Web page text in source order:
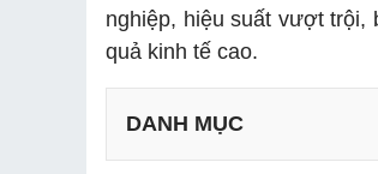
nghiệp, hiệu suất vượt
quả kinh tế cao.
DANH MỤC